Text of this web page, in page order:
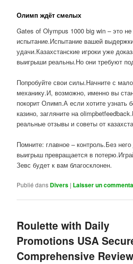
Олимп ждёт смелых
Gates of Olympus 1000 big win – это
испытание.Испытание вашей
удачи.Казахстанские игроки уже
выигрыши реальны.Но они требуют
Попробуйте свои силы.Начните с
механику.И, возможно, именно вы
покорит Олимп.А если хотите узнать
казино, загляните на
реальные отзывы и советы от
Помните: главное – контроль.Без
выигрыш превращается в
Зевс будет к вам благосклонен.
Publié dans Divers | Laisser un
Roulette with Daily
Promotions USA
Comprehensive Review